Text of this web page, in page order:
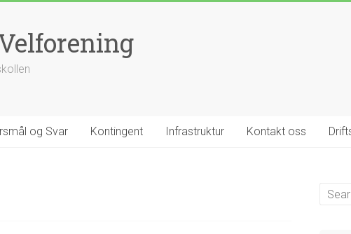
og Svar Kontingent Infrastruktur Kontakt oss